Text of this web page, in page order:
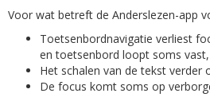
Voor wat betreft de Anderslezen-app
Toetsenbordnavigatie verliest
en toetsenbord loopt soms
Het schalen van de tekst verder
De focus komt soms op